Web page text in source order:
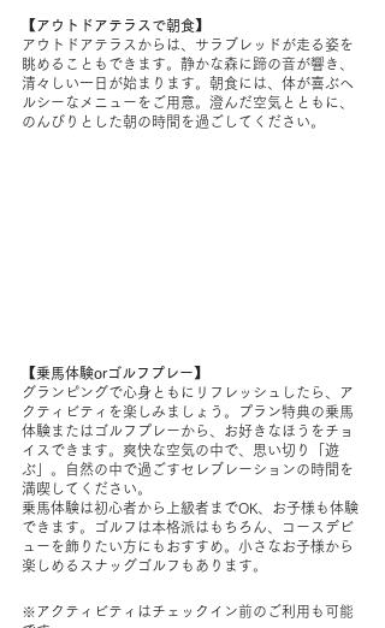
【アウトドアテラスで朝食】
アウトドアテラスからは、サラブレッドが走る姿を
眺めることもできます。静かな森に蹄の音が響き、
清々しい一日が始まります。朝食には、体が喜ぶヘ
ルシーなメニューをご用意。澄んだ空気とともに、
のんびりとした朝の時間を過ごしてください。
【乗馬体験orゴルフプレー】
グランピングで心身ともにリフレッシュしたら、ア
クティビティを楽しみましょう。プラン特典の乗馬
体験またはゴルフプレーから、お好きなほうをチョ
イスできます。爽快な空気の中で、思い切り「遊
ぶ」。自然の中で過ごすセレブレーションの時間を
満喫してください。
乗馬体験は初心者から上級者までOK、お子様も体験
できます。ゴルフは本格派はもちろん、コースデビ
ューを飾りたい方にもおすすめ。小さなお子様から
楽しめるスナッグゴルフもあります。
※アクティビティはチェックイン前のご利用も可能